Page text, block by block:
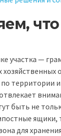
участка —
хозяйственных
территории
быть не
ящики,
для